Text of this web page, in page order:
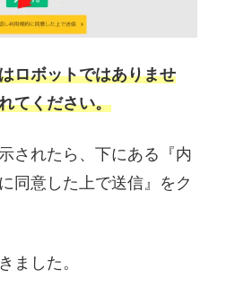
ロボットではありませ
てください。
されたら、下にある『内
同意した上で送信』をク
ました。